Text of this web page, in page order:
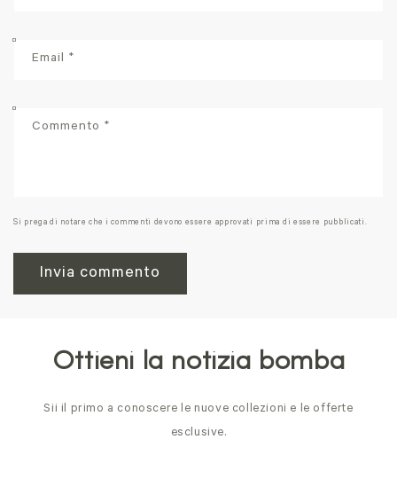
Email *
Commento *
Si prega di notare che i commenti devono essere approvati prima di essere pubblicati.
Ottieni la notizia bomba
Sii il primo a conoscere le nuove collezioni e le offerte
esclusive.